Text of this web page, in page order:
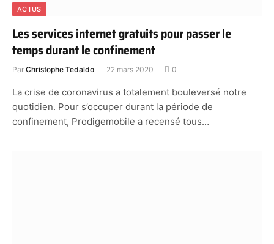
ACTUS
Les services internet gratuits pour passer le
temps durant le confinement
Par Christophe Tedaldo 22 mars 2020 0
La crise de coronavirus a totalement bouleversé notre
quotidien. Pour s’occuper durant la période de
confinement, Prodigemobile a recensé tous…